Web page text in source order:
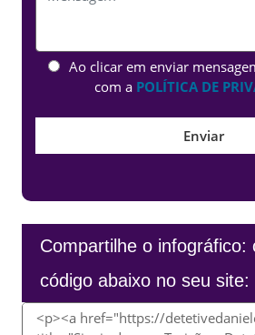
Ao clicar em enviar
com a POLÍTICA DE
Compartilhe o infográfico:
código abaixo no seu site: